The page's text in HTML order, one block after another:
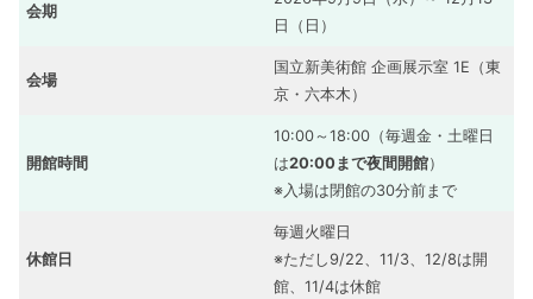
会期
日（日）
会場
国立新美術館 企画展示室 1E（東
京・六本木）
開館時間
10:00～18:00（毎週金・土曜日
は20:00まで夜間開館）
※入場は閉館の30分前まで
休館日
毎週火曜日
※ただし9/22、11/3、12/8は開
館、11/4は休館